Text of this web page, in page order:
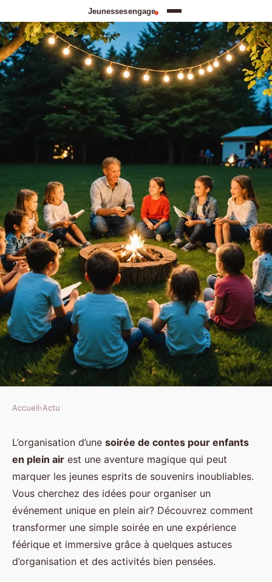
Comment organiser une soirée
de contes pour enfants en plein
air?
Antonin•2 octobre 2024 •4 min de lecture
Accueil›Actu
L’organisation d’une soirée de contes pour enfants
en plein air est une aventure magique qui peut
marquer les jeunes esprits de souvenirs inoubliables.
Vous cherchez des idées pour organiser un
événement unique en plein air? Découvrez comment
transformer une simple soirée en une expérience
féérique et immersive grâce à quelques astuces
d’organisation et des activités bien pensées.